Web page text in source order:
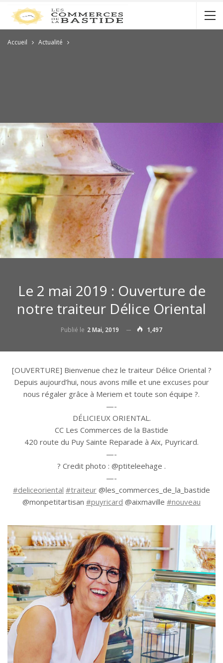
Accueil Actualité
Le 2 mai 2019 : Ouverture de
notre traiteur Délice Oriental
Publié le 2 Mai, 2019 1,497
[OUVERTURE] Bienvenue chez le traiteur Délice Oriental ?
Depuis aujourd’hui, nous avons mille et une excuses pour
nous régaler grâce à Meriem et toute son équipe ?.
—-
DÉLICIEUX ORIENTAL.
CC Les Commerces de la Bastide
420 route du Puy Sainte Reparade à Aix, Puyricard.
—-
? Credit photo : @ptiteleehage .
—-
#deliceoriental #traiteur @les_commerces_de_la_bastide
@monpetitartisan #puyricard @aixmaville #nouveau